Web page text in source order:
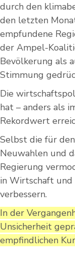
durch den
den letzten
empfundene
der Ampel-
Bevölkerung als
Stimmung
Die
hat – anders als
Rekordwert
Selbst die für
Neuwahlen und
Regierung
in Wirtschaft und
verbessern.
In der
Unsicherheit
empfindlichen